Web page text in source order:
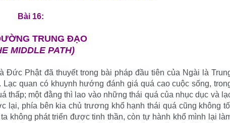
Bài 16:
TRUNG ÐẠO
MIDDLE PATH)
Ðức Phật đã thuyết trong bài pháp đầu tiên của Ngài là
quan có khuynh hướng đánh giá quá cao cuộc sống,
thấp; một đằng thì lao vào những thái quá của nhục dục và
lại, phía bên kia chủ trương khổ hạnh thái quá cũng không
không phát triển được tinh thần, còn tự hành khổ mình lại